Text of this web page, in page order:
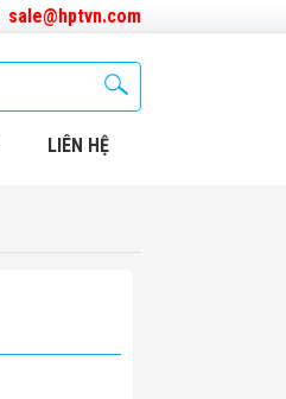
sale@hptvn.com
LIÊN HỆ